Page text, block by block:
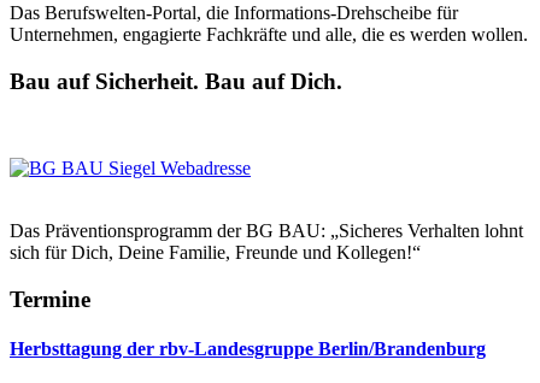
Das Berufswelten-Portal, die Informations-Drehscheibe für
Unternehmen, engagierte Fachkräfte und alle, die es werden wollen.
Bau auf Sicherheit. Bau auf Dich.
Das Präventionsprogramm der BG BAU: „Sicheres Verhalten lohnt
sich für Dich, Deine Familie, Freunde und Kollegen!“
Termine
Herbsttagung der rbv-Landesgruppe Berlin/Brandenburg